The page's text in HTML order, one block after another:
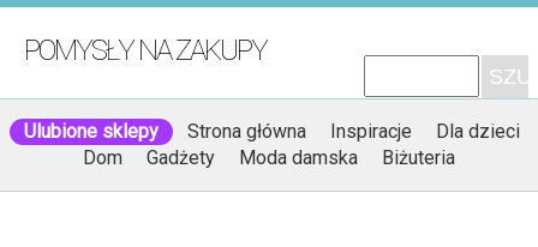
POMYSŁY NA ZAKUPY
Ulubione sklepy Strona główna Inspiracje
Dla dzieci
Dom
Gadżety Moda damska Biżuteria